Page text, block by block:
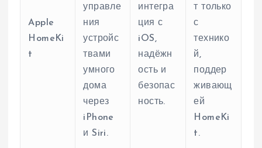
Apple
HomeKi
t
управле
ния
устройс
твами
умного
дома
через
iPhone
и Siri.
интегра
ция с
iOS,
надёжн
ость и
безопас
ность.
т только
с
технико
й,
поддер
живающ
ей
HomeKi
t.